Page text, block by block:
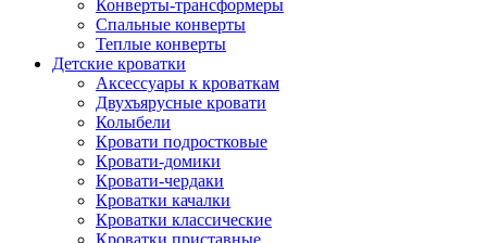
Конверты-трансформеры
Спальные конверты
Теплые конверты
Детские кроватки
Аксессуары к кроваткам
Двухъярусные кровати
Колыбели
Кровати подростковые
Кровати-домики
Кровати-чердаки
Кроватки качалки
Кроватки классические
Кроватки приставные